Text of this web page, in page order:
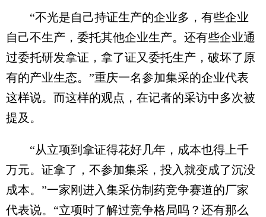
“不光是自己持证生产的企业多，有些企业
自己不生产，委托其他企业生产。还有些企业通
过委托研发拿证，拿了证又委托生产，破坏了原
有的产业生态。”重庆一名参加集采的企业代表
这样说。而这样的观点，在记者的采访中多次被
提及。
“从立项到拿证得花好几年，成本也得上千
万元。证拿了，不参加集采，投入就变成了沉没
成本。”一家刚进入集采仿制药竞争赛道的厂家
代表说。“立项时了解过竞争格局吗？还有那么